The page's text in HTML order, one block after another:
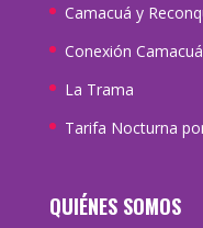
Camacuá y
Conexión Camacuá
La Trama
Tarifa Nocturna
QUIÉNES SOMOS